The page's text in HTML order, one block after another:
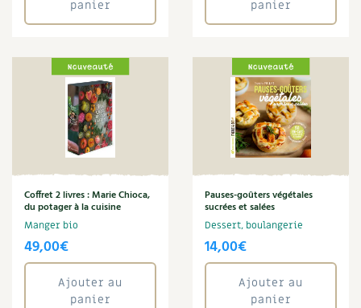
Recettes végétariennes et vegan
Habitat écologique
Conception et gros oeuvre
Matériaux écologiques
Énergie
Gestion de l’eau
Entretien de la maison
Décoration et petit bricolage
Trucs & astuces
Trocs & petites annonces
Appels à témoignage
Bonnes adresses
Liste des pépiniéristes
Mieux consommer
Cuisine saine
Marie Chioca
Marie-Laure Tombini
Monde
Petits déjeuners
Recette
Sandwich
Sans gluten
Sarrasin
Soleil
Végétal
panier
panier
Coffret 2 livres : Marie Chioca,
du potager à la cuisine
Manger bio
49,00€
Ajouter au
panier
Pauses-goûters végétales
sucrées et salées
Dessert, boulangerie
14,00€
Ajouter au
panier